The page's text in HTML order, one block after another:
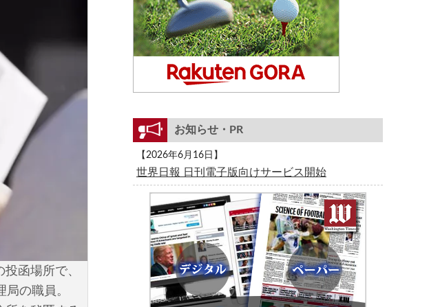
函場所で、
の職員。
お知らせ・PR
【2026年6月16日】
世界日報 日刊電子版向けサービス開始